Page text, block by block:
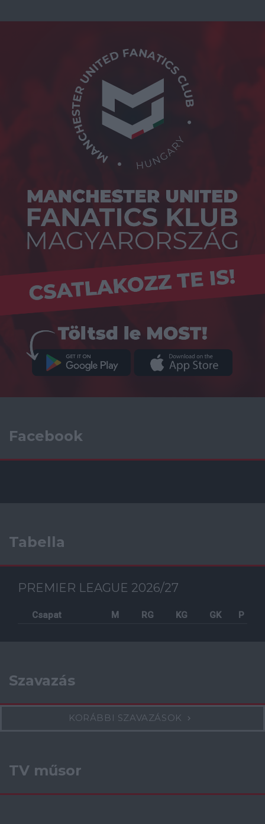
Facebook
Tabella
PREMIER LEAGUE 2026/27
Csapat M RG KG GK P
Szavazás
KORÁBBI SZAVAZÁSOK
TV műsor